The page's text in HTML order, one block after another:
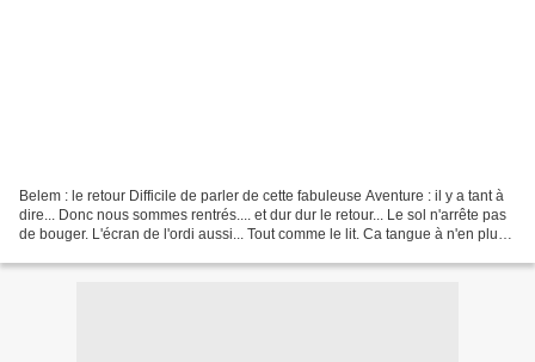
Belem : le retour Difficile de parler de cette fabuleuse Aventure : il y a tant à
dire... Donc nous sommes rentrés.... et dur dur le retour... Le sol n'arrête pas
de bouger. L'écran de l'ordi aussi... Tout comme le lit. Ca tangue à n'en plus